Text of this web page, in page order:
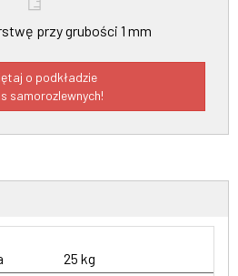
przy grubości 1 mm
o podkładzie
samorozlewnych!
25 kg